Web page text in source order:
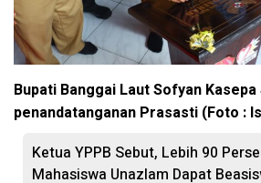
Bupati Banggai Laut Sofyan
penandatanganan Prasasti (Foto :
Ketua YPPB Sebut, Lebih 90
Mahasiswa Unazlam Dapat